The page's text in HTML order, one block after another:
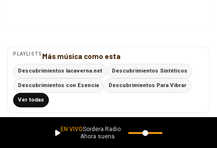
PLAYLISTS Más música como esta
Descubrimientos lacaverna.net Descubrimientos Sintéticos
Descubrimientos con Esencia Descubrimientos Para Vibrar
Ver todas
Descubre más música
EN VIVOSordera Radio
Ahora suena